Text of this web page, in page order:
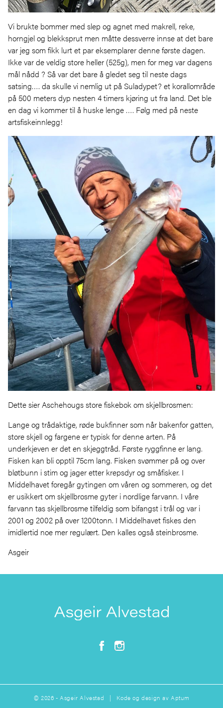
Vi brukte bommer med slep og agnet med makrell, reke,
horngjel og blekksprut men måtte dessverre innse at det bare
var jeg som fikk lurt et par eksemplarer denne første dagen.
Ikke var de veldig store heller (525g), men for meg var dagens
mål nådd ? Så var det bare å gledet seg til neste dags
satsing…. da skulle vi nemlig ut på Suladypet? et korallområde
på 500 meters dyp nesten 4 timers kjøring ut fra land. Det ble
en dag vi kommer til å huske lenge …. Følg med på neste
artsfiskeinnlegg!
Dette sier Aschehougs store fiskebok om skjellbrosmen:
Lange og trådaktige, røde bukfinner som når bakenfor gatten,
store skjell og fargene er typisk for denne arten. På
underkjeven er det en skjeggtråd. Første ryggfinne er lang.
Fisken kan bli opptil 75cm lang. Fisken svømmer på og over
bløtbunn i stim og jager etter krepsdyr og småfisker. I
Middelhavet foregår gytingen om våren og sommeren, og det
er usikkert om skjellbrosme gyter i nordlige farvann. I våre
farvann tas skjellbrosme tilfeldig som bifangst i trål og var i
2001 og 2002 på over 1200tonn. I Middelhavet fiskes den
imidlertid noe mer regulært. Den kalles også steinbrosme.
Asgeir
© 2026 - Asgeir Alvestad | Kode og design avAptum